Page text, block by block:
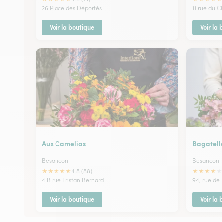
26 Place des Déportés
Voir la boutique
11 rue du
Voir la
Aux Camelias
Besancon
★★★★★4.8 (88)
4 B rue Tristan Bernard
Voir la boutique
Besancon
★★★★
94, rue de
Voir la